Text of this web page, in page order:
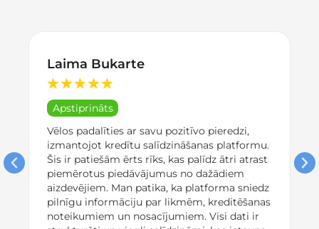
Laima Bukarte
★★★★★
Apstiprināts
Vēlos padalīties ar savu pozitīvo pieredzi,
izmantojot kredītu salīdzināšanas platformu.
Šis ir patiešām ērts rīks, kas palīdz ātri atrast
piemērotus piedāvājumus no dažādiem
aizdevējiem. Man patika, ka platforma sniedz
pilnīgu informāciju par likmēm, kreditēšanas
noteikumiem un nosacījumiem. Visi dati ir